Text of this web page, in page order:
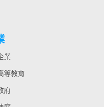
業
等教育
府